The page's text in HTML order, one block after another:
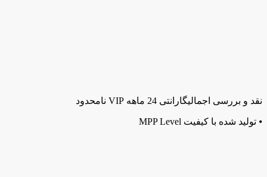
نقد و بررسی اجمالیگارانتی 24 ماهه VIP نامحدود
⦁ تولید شده با کیفیت MPP Level